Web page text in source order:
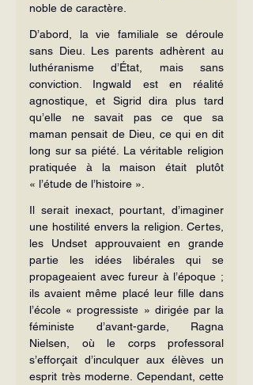
noble de caractère.
D’abord, la vie familiale se déroule
sans Dieu. Les parents adhèrent au
luthéranisme d’État, mais sans
conviction. Ingwald est en réalité
agnostique, et Sigrid dira plus tard
qu’elle ne savait pas ce que sa
maman pensait de Dieu, ce qui en dit
long sur sa piété. La véritable religion
pratiquée à la maison était plutôt
« l’étude de l’histoire ».
Il serait inexact, pourtant, d’imaginer
une hostilité envers la religion. Certes,
les Undset approuvaient en grande
partie les idées libérales qui se
propageaient avec fureur à l’époque ;
ils avaient même placé leur fille dans
l’école « progressiste » dirigée par la
féministe d’avant-garde, Ragna
Nielsen, où le corps professoral
s’efforçait d’inculquer aux élèves un
esprit très moderne. Cependant, cette